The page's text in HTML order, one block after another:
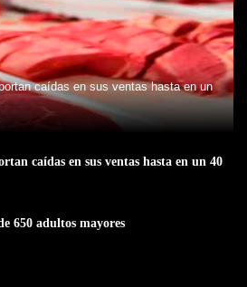
caídas en sus ventas hasta en un
caídas en sus ventas hasta en un 40
650 adultos mayores